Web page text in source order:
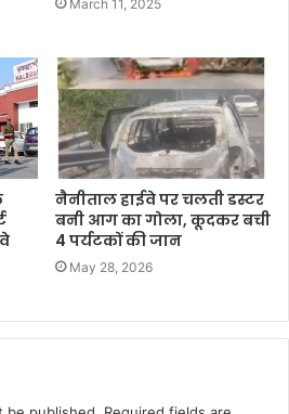
March 11, 2025
नैनीताल हाईवे पर चलती डस्टर
बनी आग का गोला, कूदकर बची
4 पर्यटकों की जान
May 28, 2026